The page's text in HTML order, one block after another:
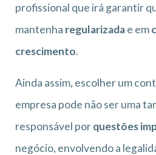
profissional que irá garantir
mantenha regularizadae em
crescimento.
Ainda assim, escolher um
empresa pode não ser uma
responsável porquestões
negócio, envolvendo a